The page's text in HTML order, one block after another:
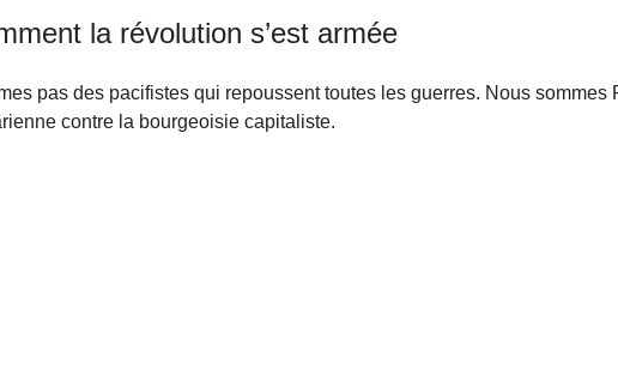
la révolution s’est armée
pas des pacifistes qui repoussent toutes les guerres. Nous sommes
contre la bourgeoisie capitaliste.